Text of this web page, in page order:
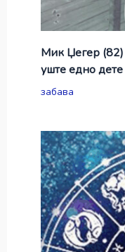
Мик Џегер (82)
уште едно дете
забава